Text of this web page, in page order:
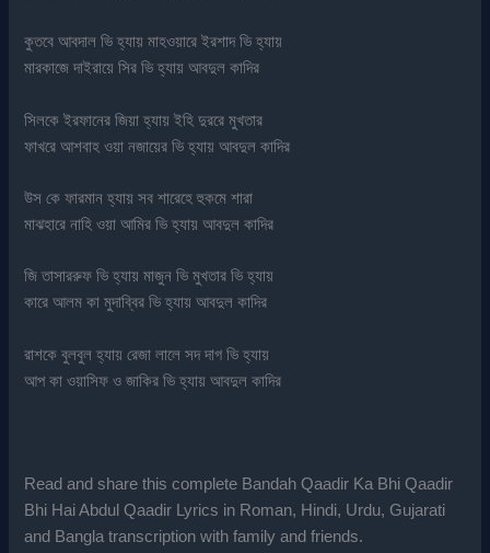
কুতবে আবদাল ভি হ্যায় মাহওয়ারে ইরশাদ ভি হ্যায়
মারকাজে দাইরায়ে সির ভি হ্যায় আবদুল কাদির
সিলকে ইরফানের জিয়া হ্যায় ইহি দুররে মুখতার
ফাখরে আশবাহ ওয়া নজায়ের ভি হ্যায় আবদুল কাদির
উস কে ফারমান হ্যায় সব শারেহে হুকমে শারা
মাঝহারে নাহি ওয়া আমির ভি হ্যায় আবদুল কাদির
জি তাসাররুফ ভি হ্যায় মাজুন ভি মুখতার ভি হ্যায়
কারে আলম কা মুদাব্বির ভি হ্যায় আবদুল কাদির
রাশকে বুলবুল হ্যায় রেজা লালে সদ দাগ ভি হ্যায়
আপ কা ওয়াসিফ ও জাকির ভি হ্যায় আবদুল কাদির
Read and share this complete Bandah Qaadir Ka Bhi Qaadir
Bhi Hai Abdul Qaadir Lyrics in Roman, Hindi, Urdu, Gujarati
and Bangla transcription with family and friends.